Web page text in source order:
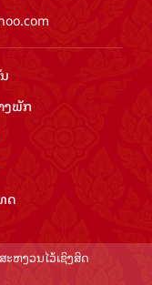
ງ​ພັກ
ດ
ະຫງວນໄວ້ເຊິງສິດ